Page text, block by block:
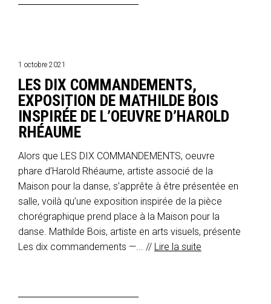
1 octobre 2021
LES DIX COMMANDEMENTS,
EXPOSITION DE MATHILDE BOIS
INSPIRÉE DE L’OEUVRE D’HAROLD
RHÉAUME
Alors que LES DIX COMMANDEMENTS, oeuvre
phare d’Harold Rhéaume, artiste associé de la
Maison pour la danse, s’apprête à être présentée en
salle, voilà qu’une exposition inspirée de la pièce
chorégraphique prend place à la Maison pour la
danse. Mathilde Bois, artiste en arts visuels, présente
Les dix commandements —... // Lire la suite